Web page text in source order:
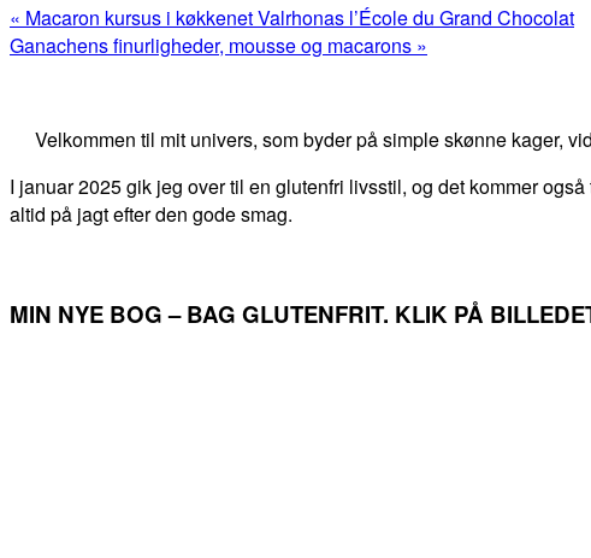
Previous
Post:
« Macaron kursus i køkkenet Valrhonas l’École du Grand Chocolat
Next
Ganachens finurligheder, mousse og macarons »
Sidebar
Velkommen til mit univers, som byder på simple skønne kager,
I januar 2025 gik jeg over til en glutenfri livsstil, og det kommer
altid på jagt efter den gode smag.
MIN NYE BOG – BAG GLUTENFRIT. KLIK PÅ